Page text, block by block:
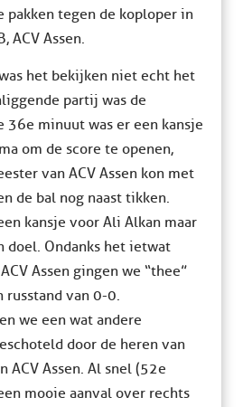
pakken tegen de koploper in
ACV Assen.
het bekijken niet echt het
partij was de
36e minuut was er een kansje
om de score te openen,
van ACV Assen kon met
de bal nog naast tikken.
kansje voor Ali Alkan maar
doel. Ondanks het ietwat
Assen gingen we “thee”
russtand van 0-0.
we een wat andere
door de heren van
ACV Assen. Al snel (52e
mooie aanval over rechts